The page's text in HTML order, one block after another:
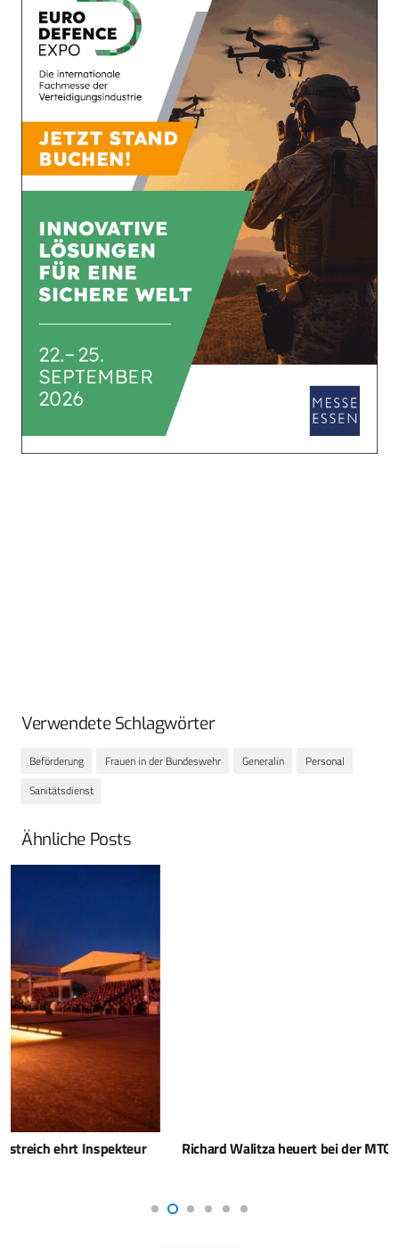
Verwendete Schlagwörter
Beförderung Frauen in der Bundeswehr Generalin
Personal
Sanitätsdienst
Ähnliche Posts
Richard Walitza heuert bei der MTG an